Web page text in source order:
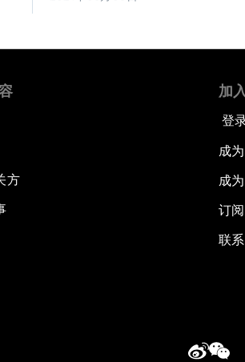
方
加
登
成
成
订
联